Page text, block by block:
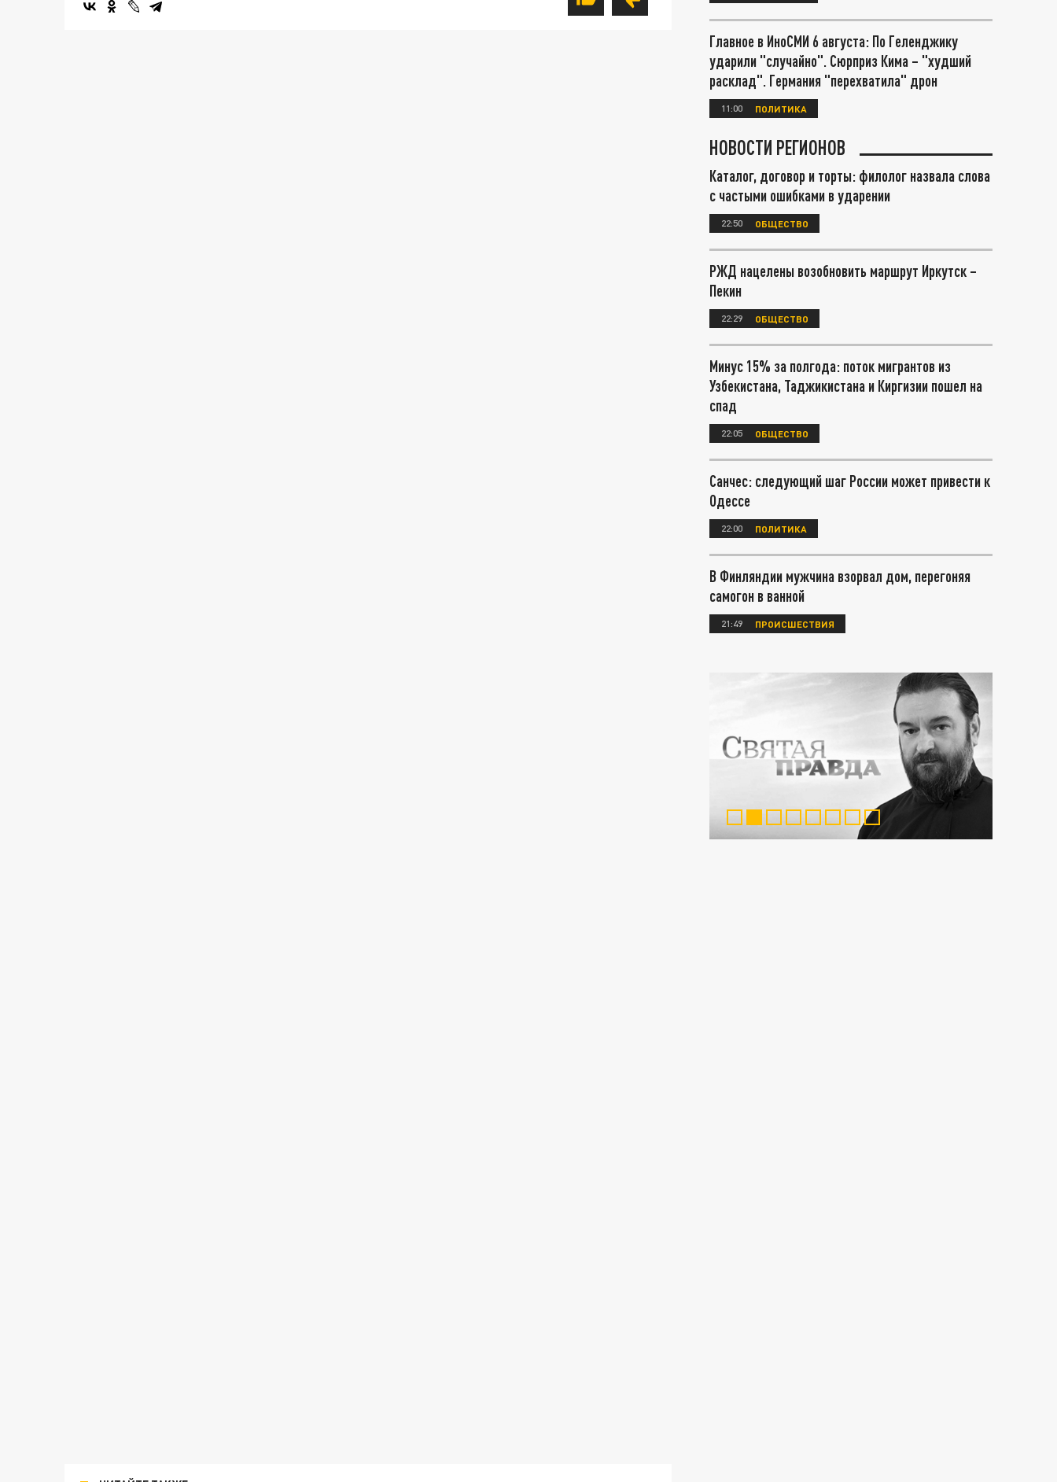
Главное в ИноСМИ 6 августа: По Геленджику
ударили "случайно". Сюрприз Кима – "худший
расклад". Германия "перехватила" дрон
11:00 ПОЛИТИКА
НОВОСТИ РЕГИОНОВ
Каталог, договор и торты: филолог назвала слова
с частыми ошибками в ударении
22:50 ОБЩЕСТВО
РЖД нацелены возобновить маршрут Иркутск –
Пекин
22:29 ОБЩЕСТВО
Минус 15% за полгода: поток мигрантов из
Узбекистана, Таджикистана и Киргизии пошел на
спад
22:05 ОБЩЕСТВО
Санчес: следующий шаг России может привести к
Одессе
22:00 ПОЛИТИКА
В Финляндии мужчина взорвал дом, перегоняя
самогон в ванной
21:49 ПРОИСШЕСТВИЯ